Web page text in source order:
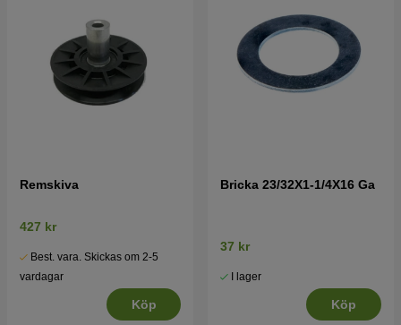
Remskiva
427 kr
Best. vara. Skickas om 2-5
vardagar
Köp
Bricka 23/32X1-1/4X16 Ga
37 kr
I lager
Köp